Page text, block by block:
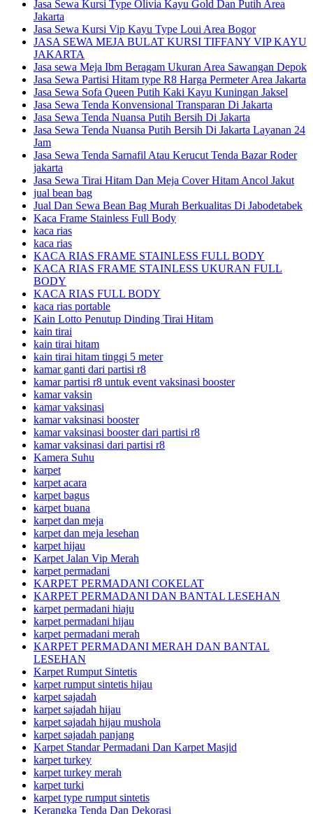
Jasa Sewa Kursi Type Olivia Kayu Gold Dan Putih Area
Jakarta
Jasa Sewa Kursi Vip Kayu Type Loui Area Bogor
JASA SEWA MEJA BULAT KURSI TIFFANY VIP KAYU
JAKARTA
Jasa sewa Meja Ibm Beragam Ukuran Area Sawangan Depok
Jasa Sewa Partisi Hitam type R8 Harga Permeter Area Jakarta
Jasa Sewa Sofa Queen Putih Kaki Kayu Kuningan Jaksel
Jasa Sewa Tenda Konvensional Transparan Di Jakarta
Jasa Sewa Tenda Nuansa Putih Bersih Di Jakarta
Jasa Sewa Tenda Nuansa Putih Bersih Di Jakarta Layanan 24
Jam
Jasa Sewa Tenda Sarnafil Atau Kerucut Tenda Bazar Roder
jakarta
Jasa Sewa Tirai Hitam Dan Meja Cover Hitam Ancol Jakut
jual bean bag
Jual Dan Sewa Bean Bag Murah Berkualitas Di Jabodetabek
Kaca Frame Stainless Full Body
kaca rias
kaca rias
KACA RIAS FRAME STAINLESS FULL BODY
KACA RIAS FRAME STAINLESS UKURAN FULL
BODY
KACA RIAS FULL BODY
kaca rias portable
Kain Lotto Penutup Dinding Tirai Hitam
kain tirai
kain tirai hitam
kain tirai hitam tinggi 5 meter
kamar ganti dari partisi r8
kamar partisi r8 untuk event vaksinasi booster
kamar vaksin
kamar vaksinasi
kamar vaksinasi booster
kamar vaksinasi booster dari partisi r8
kamar vaksinasi dari partisi r8
Kamera Suhu
karpet
karpet acara
karpet bagus
karpet buana
karpet dan meja
karpet dan meja lesehan
karpet hijau
Karpet Jalan Vip Merah
karpet permadani
KARPET PERMADANI COKELAT
KARPET PERMADANI DAN BANTAL LESEHAN
karpet permadani hiaju
karpet permadani hijau
karpet permadani merah
KARPET PERMADANI MERAH DAN BANTAL
LESEHAN
Karpet Rumput Sintetis
karpet rumput sintetis hijau
karpet sajadah
karpet sajadah hijau
karpet sajadah hijau mushola
karpet sajadah panjang
Karpet Standar Permadani Dan Karpet Masjid
karpet turkey
karpet turkey merah
karpet turki
karpet type rumput sintetis
Kerangka Tenda Dan Dekorasi